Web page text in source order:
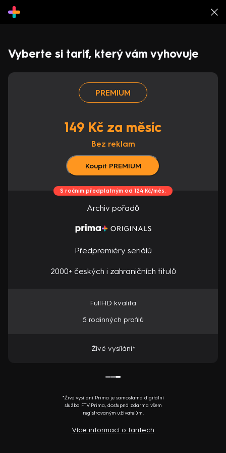
Vyberte si tarif, který vám vyhovuje
PREMIUM
149 Kč za měsíc
Bez reklam
Koupit PREMIUM
S ročním předplatným od 124 Kč/měs.
Archiv pořadů
Předpremiéry seriálů
2000+ českých i zahraničních titulů
FullHD kvalita
5 rodinných profilů
Živé vysílání*
*Živé vysílání Prima je samostatná digitální
služba FTV Prima, dostupná zdarma všem
registrovaným uživatelům.
Více informací o tarifech